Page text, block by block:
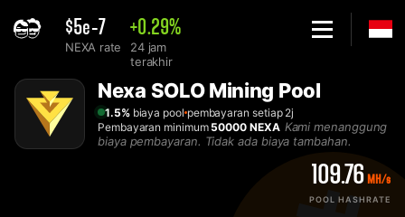
$5e-7
NEXA rate
+0.29%
24 jam
terakhir
Home
Indonesian Mining Pool Nexa Solo - 2Miners
Nexa SOLO Mining Pool
1.5%biaya pool pembayaran setiap 2j
Pembayaran minimum50000 NEXA Kami menanggung
biaya pembayaran. Tidak ada biaya tambahan.
109.76 MH/s
POOL HASHRATE